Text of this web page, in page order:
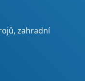
zahradní